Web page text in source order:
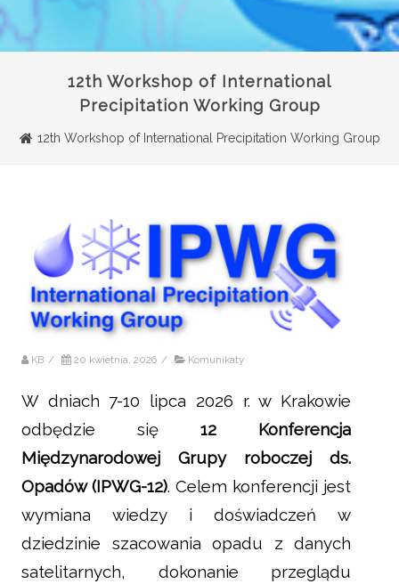
12th Workshop of International
Precipitation Working Group
12th Workshop of International Precipitation Working Group
KB / 20 kwietnia, 2026 / Komunikaty
W dniach 7-10 lipca 2026 r. w Krakowie
odbędzie się 12 Konferencja
Międzynarodowej Grupy roboczej ds.
Opadów (IPWG-12). Celem konferencji jest
wymiana wiedzy i doświadczeń w
dziedzinie szacowania opadu z danych
satelitarnych, dokonanie przeglądu